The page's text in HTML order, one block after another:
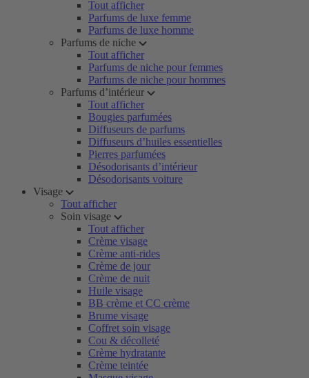
Tout afficher
Parfums de luxe femme
Parfums de luxe homme
Parfums de niche
Tout afficher
Parfums de niche pour femmes
Parfums de niche pour hommes
Parfums d’intérieur
Tout afficher
Bougies parfumées
Diffuseurs de parfums
Diffuseurs d’huiles essentielles
Pierres parfumées
Désodorisants d’intérieur
Désodorisants voiture
Visage
Tout afficher
Soin visage
Tout afficher
Crème visage
Crème anti-rides
Crème de jour
Crème de nuit
Huile visage
BB crème et CC crème
Brume visage
Coffret soin visage
Cou & décolleté
Crème hydratante
Crème teintée